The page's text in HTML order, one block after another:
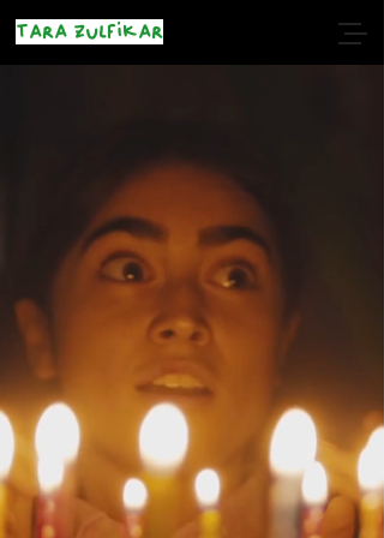
Tara Zulfikar